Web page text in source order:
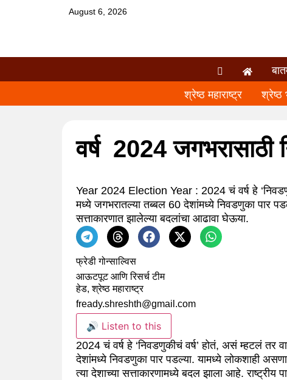
August 6, 2026
श्रेष्ठ महाराष्ट्र
श्रेष्ठ
वर्ष 2024 जगभरासाठी
Year 2024 Election Year : 2024 चं वर्ष हे
मध्ये जगभरातल्या तब्बल 60 देशांमध्ये निवडणुका पार
सत्ताकारणात झालेल्या बदलांचा आढावा घेऊया.
फ्रेडी गोन्साल्विस
आऊटपूट आणि रिसर्च टीम
हेड, श्रेष्ठ महाराष्ट्र
fready.shreshth@gmail.com
🔊 Listen to this
2024 चं वर्ष हे ‘निवडणुकीचं वर्ष’ होतं, असं म्हटलं तर
देशांमध्ये निवडणुका पार पडल्या. यामध्ये लोकशाही
त्या देशाच्या सत्ताकारणामध्ये बदल झाला आहे. राष्ट्रीय